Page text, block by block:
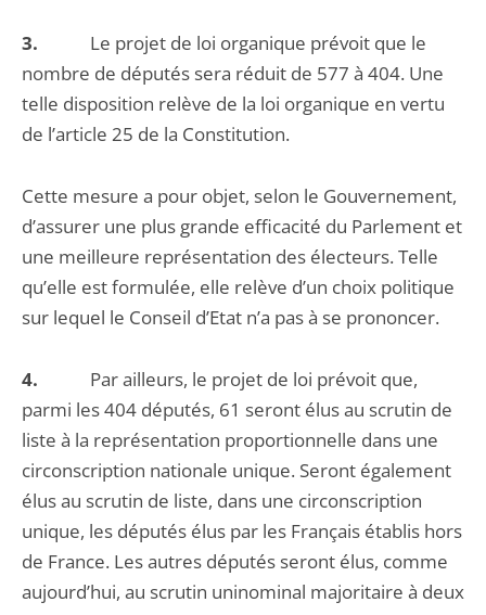
3. Le projet de loi organique prévoit que le
nombre de députés sera réduit de 577 à 404. Une
telle disposition relève de la loi organique en vertu
de l’article 25 de la Constitution.
Cette mesure a pour objet, selon le Gouvernement,
d’assurer une plus grande efficacité du Parlement et
une meilleure représentation des électeurs. Telle
qu’elle est formulée, elle relève d’un choix politique
sur lequel le Conseil d’Etat n’a pas à se prononcer.
4. Par ailleurs, le projet de loi prévoit que,
parmi les 404 députés, 61 seront élus au scrutin de
liste à la représentation proportionnelle dans une
circonscription nationale unique. Seront également
élus au scrutin de liste, dans une circonscription
unique, les députés élus par les Français établis hors
de France. Les autres députés seront élus, comme
aujourd’hui, au scrutin uninominal majoritaire à deux